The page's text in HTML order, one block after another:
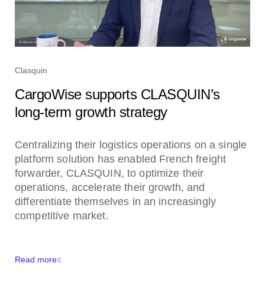
Clasquin
CargoWise supports CLASQUIN’s
long-term growth strategy
Centralizing their logistics operations on a single
platform solution has enabled French freight
forwarder, CLASQUIN, to optimize their
operations, accelerate their growth, and
differentiate themselves in an increasingly
competitive market.
Read more